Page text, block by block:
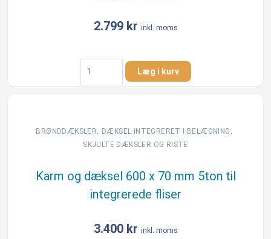
2.799 kr inkl. moms
Karm
og
dæksel
55
mm
integrerede
fliser
Læg i kurv
BRØNDDÆKSLER, DÆKSEL INTEGRERET I BELÆGNING​ ,
SKJULTE DÆKSLER OG RISTE
Karm og dæksel 600 x 70 mm 5ton til
integrerede fliser
3.400 kr inkl. moms